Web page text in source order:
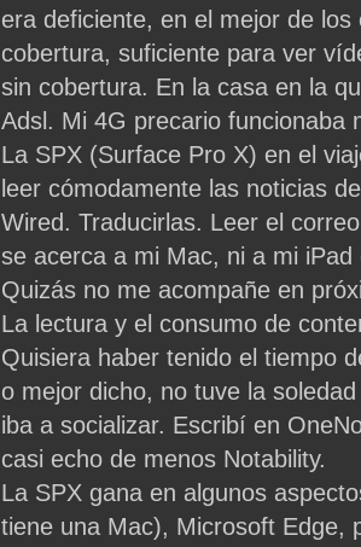
era deficiente, en el mejor de
cobertura, suficiente para ver
sin cobertura. En la casa en la
Adsl. Mi 4G precario funcionaba
La SPX (Surface Pro X) en el
leer cómodamente las noticias
Wired. Traducirlas. Leer el
se acerca a mi Mac, ni a mi
Quizás no me acompañe en
La lectura y el consumo de
Quisiera haber tenido el tiempo
o mejor dicho, no tuve la
iba a socializar. Escribí en
casi echo de menos Notability.
La SPX gana en algunos
tiene una Mac), Microsoft Edge,